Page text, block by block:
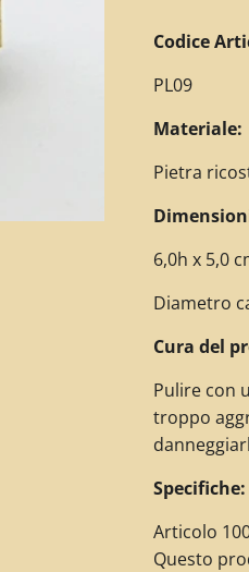
Codice
PL09
Materiale:
Pietra
6,0h x 5,0
Diametro
Cura del
Pulire con
troppo
Specifiche:
Articolo
Questo